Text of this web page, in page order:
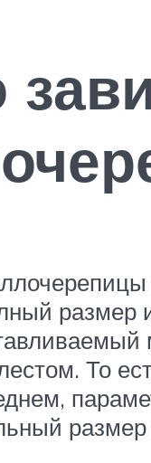
размер
То
размер